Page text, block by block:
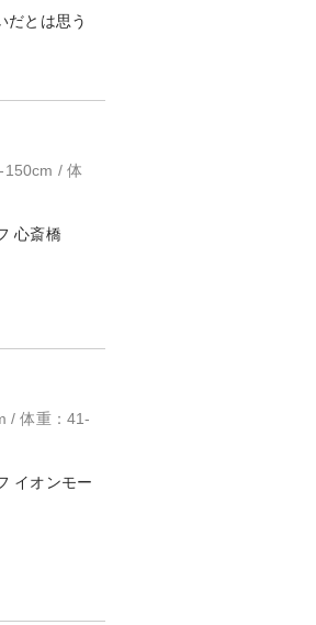
だとは思う
150cm / 体
心斎橋
/ 体重：41-
イオンモー